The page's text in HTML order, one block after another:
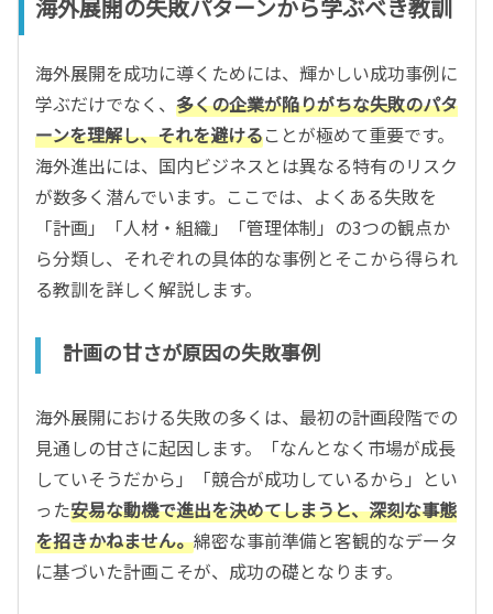
海外展開の失敗パターンから学ぶべき教訓
海外展開を成功に導くためには、輝かしい成功事例に
学ぶだけでなく、 多くの企業が陥りがちな失敗のパタ
ーンを理解し、それを避けることが極めて重要です。
海外進出には、国内ビジネスとは異なる特有のリスク
が数多く潜んでいます。ここでは、よくある失敗を
「計画」「人材・組織」「管理体制」の3つの観点か
ら分類し、それぞれの具体的な事例とそこから得られ
る教訓を詳しく解説します。
計画の甘さが原因の失敗事例
海外展開における失敗の多くは、最初の計画段階での
見通しの甘さに起因します。「なんとなく市場が成長
していそうだから」「競合が成功しているから」とい
った安易な動機で進出を決めてしまうと、深刻な事態
を招きかねません。綿密な事前準備と客観的なデータ
に基づいた計画こそが、成功の礎となります。